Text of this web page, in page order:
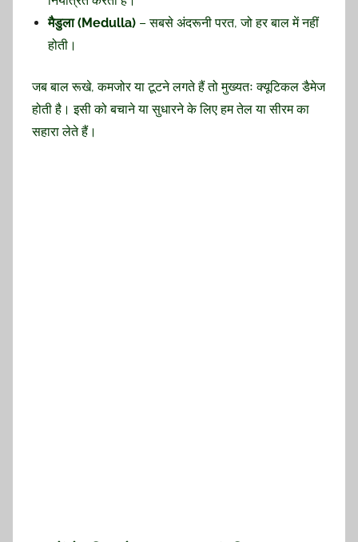
मैडुला (Medulla) – सबसे अंदरूनी परत, जो हर बाल में नहीं
होती।
जब बाल रूखे, कमजोर या टूटने लगते हैं तो मुख्यतः क्यूटिकल डैमेज
होती है। इसी को बचाने या सुधारने के लिए हम तेल या सीरम का
सहारा लेते हैं।